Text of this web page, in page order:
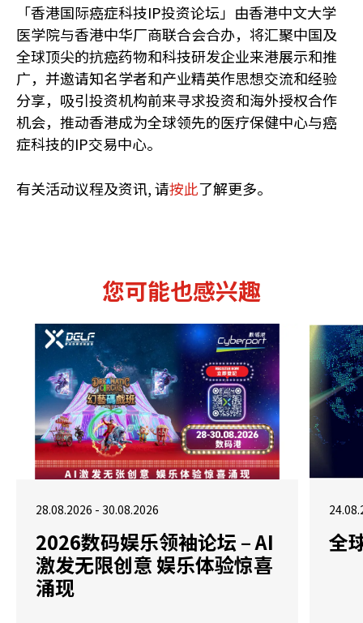
「香港国际癌症科技IP投资论坛」由香港中文大学
医学院与香港中华厂商联合会合办，将汇聚中国及
全球顶尖的抗癌药物和科技研发企业来港展示和推
广，并邀请知名学者和产业精英作思想交流和经验
分享，吸引投资机构前来寻求投资和海外授权合作
机会，推动香港成为全球领先的医疗保健中心与癌
症科技的IP交易中心。
有关活动议程及资讯, 请按此了解更多。
您可能也感兴趣
28.08.2026 - 30.08.2026
2026数码娱乐领袖论坛 – AI
激发无限创意 娱乐体验惊喜
涌现
全